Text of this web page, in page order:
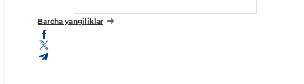
Barcha yangiliklar